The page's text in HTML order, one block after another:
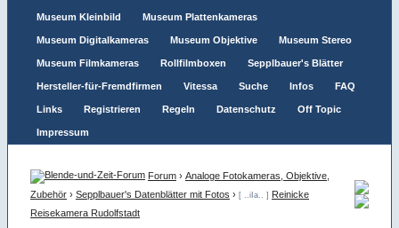
Museum Kleinbild Museum Plattenkameras
Museum Digitalkameras Museum Objektive Museum Stereo
Museum Filmkameras Rollfilmboxen Sepplbauer's Blätter
Hersteller-für-Fremdfirmen Vitessa Suche Infos FAQ
Links Registrieren Regeln Datenschutz Off Topic
Impressum
Forum › Analoge Fotokameras, Objektive,
Zubehör › Sepplbauer's Datenblätter mit Fotos › [ ..iIa.. ] Reinicke
Reisekamera Rudolfstadt